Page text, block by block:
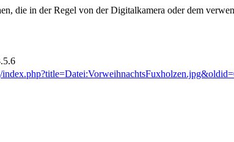
die in der Regel von der Digitalkamera oder dem